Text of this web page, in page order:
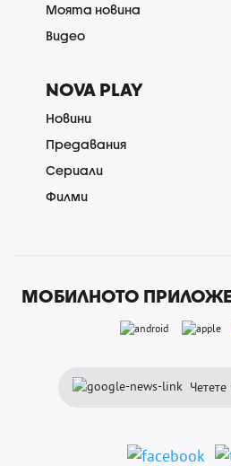
Моята новина
Видео
NOVA PLAY
Новини
Предавания
Сериали
Филми
МОБИЛНОТО